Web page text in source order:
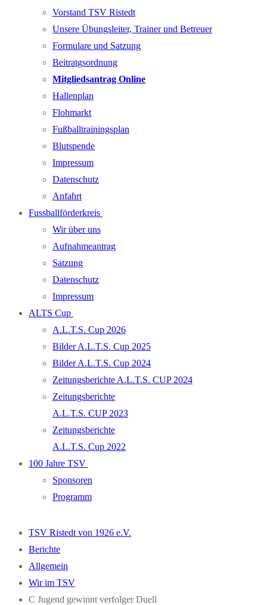
Vorstand TSV Ristedt
Unsere Übungsleiter, Trainer und Betreuer
Formulare und Satzung
Beitratgsordnung
Mitgliedsantrag Online
Hallenplan
Flohmarkt
Fußballtrainingsplan
Blutspende
Impressum
Datenschutz
Anfahrt
Fussballförderkreis
Wir über uns
Aufnahmeantrag
Satzung
Datenschutz
Impressum
ALTS Cup
A.L.T.S. Cup 2026
Bilder A.L.T.S. Cup 2025
Bilder A.L.T.S. Cup 2024
Zeitungsberichte A.L.T.S. CUP 2024
Zeitungsberichte
A.L.T.S. CUP 2023
Zeitungsberichte
A.L.T.S. Cup 2022
100 Jahre TSV
Sponsoren
Programm
TSV Ristedt von 1926 e.V.
Berichte
Allgemein
Wir im TSV
C Jugend gewinnt verfolger Duell